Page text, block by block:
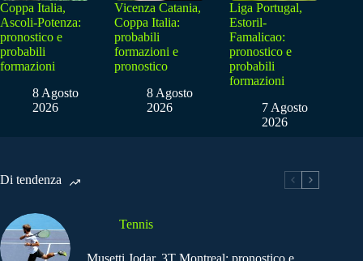
Coppa Italia,
Ascoli-Potenza:
pronostico e
probabili
formazioni
8 Agosto
2026
Vicenza Catania,
Coppa Italia:
probabili
formazioni e
pronostico
8 Agosto
2026
Liga Portugal,
Estoril-
Famalicao:
pronostico e
probabili
formazioni
7 Agosto
2026
Di tendenza
Tennis
Musetti Jodar, 3T Montreal: pronostico e